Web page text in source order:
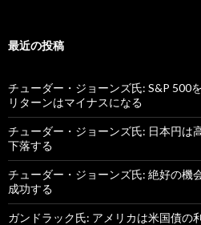
最近の投稿
チューダー・ジョーンズ氏: S&P 500
リターンはマイナスになる
チューダー・ジョーンズ氏: 日本円は
下落する
チューダー・ジョーンズ氏: 絶好の機
成功する
ガンドラック氏: アメリカは米国債の